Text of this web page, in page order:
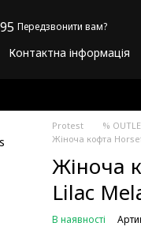
Передзвонити вам?
Контактна інформація
Protest %
Жіноча кофта
Жіноча
Lilac
В наявності